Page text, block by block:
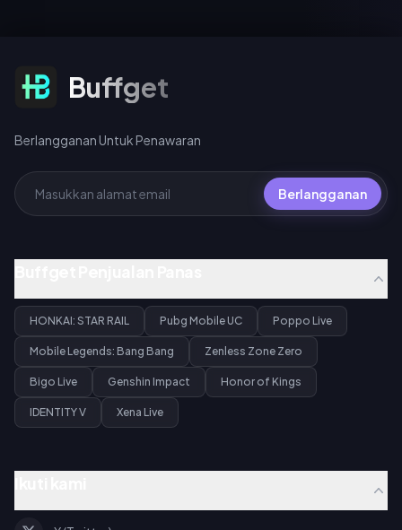
Berlangganan Untuk Penawaran
Buffget
Berlangganan Untuk Penawaran
Berlangganan
HONKAI: STAR RAIL Pubg Mobile UC Poppo Live
Mobile Legends: Bang Bang Zenless Zone Zero
Bigo Live Genshin Impact Honor of Kings
IDENTITY V Xena Live